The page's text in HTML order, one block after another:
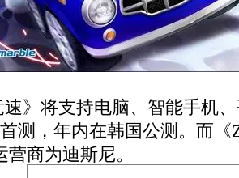
将支持电脑、智能手机、
测，年内在韩国公测。而《
商为迪斯尼。